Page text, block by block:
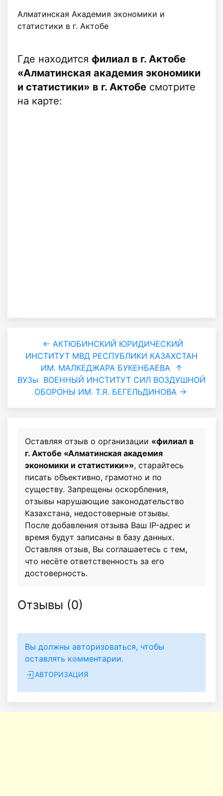
Алматинская Академия экономики и
статистики в г. Актобе
Где находится филиал в г. Актобе
«Алматинская академия экономики
и статистики» в г. Актобе смотрите
на карте:
← АКТЮБИНСКИЙ ЮРИДИЧЕСКИЙ
ИНСТИТУТ МВД РЕСПУБЛИКИ КАЗАХСТАН
ИМ. МАЛКЕДЖАРА БУКЕНБАЕВА
↑
ВУЗы ВОЕННЫЙ ИНСТИТУТ СИЛ ВОЗДУШНОЙ
ОБОРОНЫ ИМ. Т.Я. БЕГЕЛЬДИНОВА →
Оставляя отзыв о организации «филиал в
г. Актобе «Алматинская академия
экономики и статистики»», старайтесь
писать объективно, грамотно и по
существу. Запрещены оскорбления,
отзывы нарушающие законодательство
Казахстана, недостоверные отзывы.
После добавления отзыва Ваш IP-адрес и
время будут записаны в базу данных.
Оставляя отзыв, Вы соглашаетесь с тем,
что несёте ответственность за его
достоверность.
Отзывы (0)
Вы должны авторизоваться, чтобы
оставлять комментарии.
АВТОРИЗАЦИЯ